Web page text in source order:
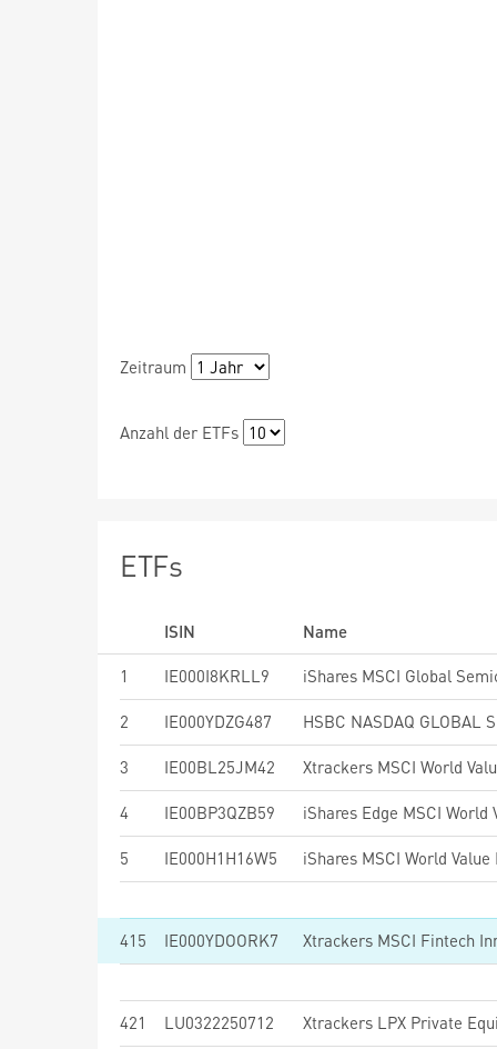
Zeitraum
Anzahl der ETFs
ETFs
ISIN
Name
1
IE000I8KRLL9
2 IE000YDZG487
3 IE00BL25JM42 Xtrackers MSCI World
4 IE00BP3QZB59
5 IE000H1H16W5
415 IE000YDOORK7 Xtrackers MSCI Fintech
421 LU0322250712 Xtrackers LPX Private